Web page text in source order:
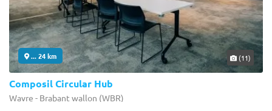
... 24 km (11)
Composil Circular Hub
Wavre - Brabant wallon (WBR)